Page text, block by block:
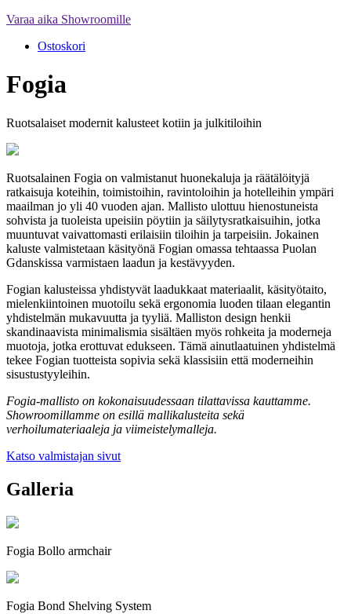
Varaa aika Showroomille
Ostoskori
Fogia
Ruotsalaiset modernit kalusteet kotiin ja julkitiloihin
Ruotsalainen Fogia on valmistanut huonekaluja ja räätälöityjä
ratkaisuja koteihin, toimistoihin, ravintoloihin ja hotelleihin ympäri
maailman jo yli 40 vuoden ajan. Mallisto ulottuu hienostuneista
sohvista ja tuoleista upeisiin pöytiin ja säilytysratkaisuihin, jotka
muuntuvat vaivattomasti erilaisiin tiloihin ja tarpeisiin. Jokainen
kaluste valmistetaan käsityönä Fogian omassa tehtaassa Puolan
Gdanskissa varmistaen laadun ja kestävyyden.
Fogian kalusteissa yhdistyvät laadukkaat materiaalit, käsityötaito,
mielenkiintoinen muotoilu sekä ergonomia luoden tilaan elegantin
yhdistelmän mukavuutta ja tyyliä. Malliston design henkii
skandinaavista minimalismia sisältäen myös rohkeita ja moderneja
muotoja, jotka erottuvat edukseen. Tämä ainutlaatuinen yhdistelmä
tekee Fogian tuotteista sopivia sekä klassisiin että moderneihin
sisustustyyleihin.
Fogia-mallisto on kokonaisuudessaan tilattavissa kauttamme.
Showroomillamme on esillä mallikalusteita sekä
verhoilumateriaaleja ja viimeistelymalleja.
Katso valmistajan sivut
Galleria
Fogia Bollo armchair
Fogia Bond Shelving System